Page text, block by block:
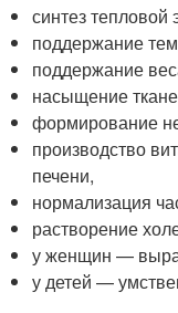
синтез тепловой
поддержание
поддержание
насыщение
формирование
производство
печени,
нормализация
растворение
у женщин —
у детей —